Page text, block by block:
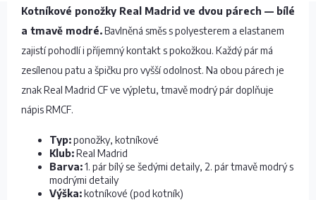
Kotníkové ponožky Real Madrid ve dvou párech — bílé
a tmavě modré.Bavlněná směs s polyesterem a elastanem
zajistí pohodlí i příjemný kontakt s pokožkou. Každý pár má
zesílenou patu a špičku pro vyšší odolnost. Na obou párech je
znak Real Madrid CF ve výpletu, tmavě modrý pár doplňuje
nápis RMCF.
Typ:ponožky, kotníkové
Klub:Real Madrid
Barva:1. pár bílý se šedými detaily, 2. pár tmavě modrý s
modrými detaily
Výška:kotníkové (pod kotník)